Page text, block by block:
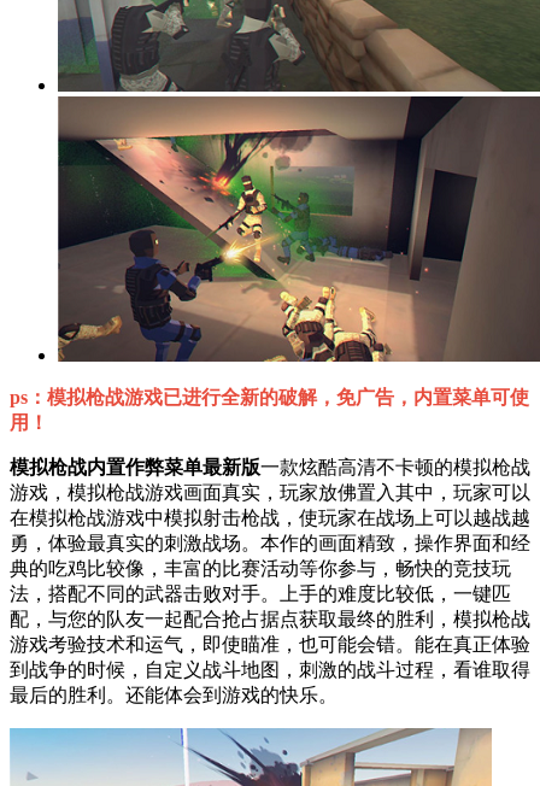
ps：模拟枪战游戏已进行全新的破解，免广告，内置菜单可使
用！
模拟枪战内置作弊菜单最新版一款炫酷高清不卡顿的模拟枪战
游戏，模拟枪战游戏画面真实，玩家放佛置入其中，玩家可以
在模拟枪战游戏中模拟射击枪战，使玩家在战场上可以越战越
勇，体验最真实的刺激战场。本作的画面精致，操作界面和经
典的吃鸡比较像，丰富的比赛活动等你参与，畅快的竞技玩
法，搭配不同的武器击败对手。上手的难度比较低，一键匹
配，与您的队友一起配合抢占据点获取最终的胜利，模拟枪战
游戏考验技术和运气，即使瞄准，也可能会错。能在真正体验
到战争的时候，自定义战斗地图，刺激的战斗过程，看谁取得
最后的胜利。还能体会到游戏的快乐。